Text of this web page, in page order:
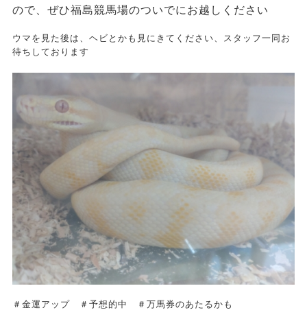
ので、ぜひ福島競馬場のついでにお越しください
ウマを見た後は、ヘビとかも見にきてください、スタッフ一同お
待ちしております
＃金運アップ ＃予想的中 ＃万馬券のあたるかも